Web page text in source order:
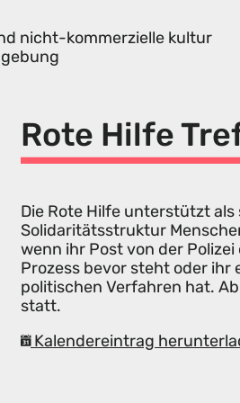
nicht-kommerzielle kultur
Rote Hilfe
Die Rote Hilfe unterstützt
Solidaritätsstruktur
wenn ihr Post von der
Prozess bevor steht oder
politischen Verfahren hat.
statt.
Kalendereintrag